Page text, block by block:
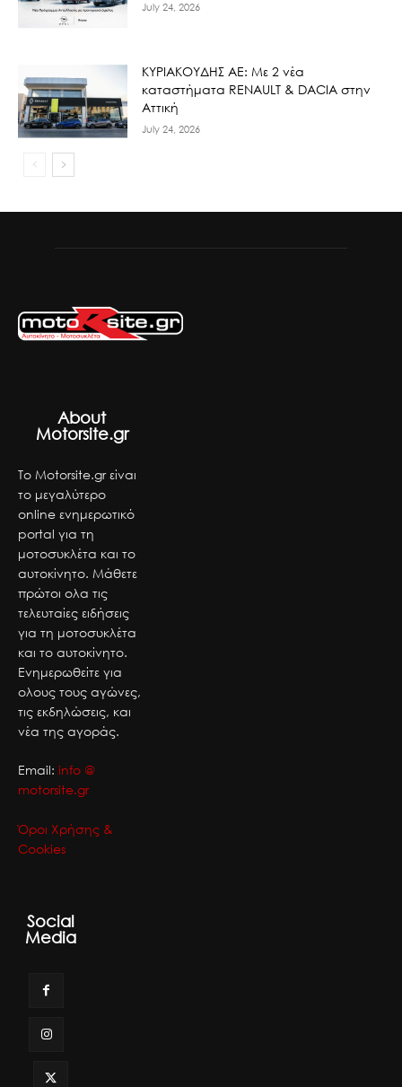
July 24, 2026
ΚΥΡΙΑΚΟΥΔΗΣ ΑΕ: Με 2 νέα
καταστήματα RENAULT & DACIA στην
Αττική
July 24, 2026
About
Motorsite.gr
Το Motorsite.gr είναι
το μεγαλύτερο
online ενημερωτικό
portal για τη
μοτοσυκλέτα και το
αυτοκίνητο. Μάθετε
πρώτοι ολα τις
τελευταίες ειδήσεις
για τη μοτοσυκλέτα
και το αυτοκίνητο.
Ενημερωθείτε για
ολους τους αγώνες,
τις εκδηλώσεις, και
νέα της αγοράς.
Email: info @
motorsite.gr
Όροι Χρήσης &
Cookies
Social
Media